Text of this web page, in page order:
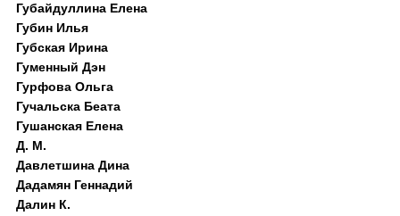
Губайдуллина Елена
Губин Илья
Губская Ирина
Гуменный Дэн
Гурфова Ольга
Гучальска Беата
Гушанская Елена
Д. M.
Давлетшина Дина
Дадамян Геннадий
Далин К.